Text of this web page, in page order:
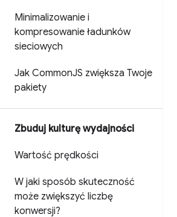
Minimalizowanie i
kompresowanie ładunków
sieciowych
Jak CommonJS zwiększa Twoje
pakiety
Zbuduj kulturę wydajności
Wartość prędkości
W jaki sposób skuteczność
może zwiększyć liczbę
konwersji?